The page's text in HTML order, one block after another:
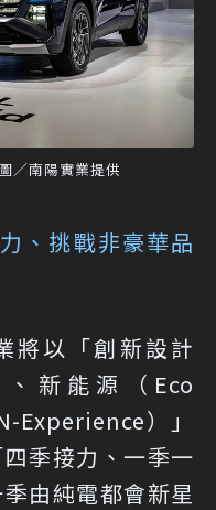
／南陽實業提供
、挑戰非豪華品
將以「創新設計
、新能源（Eco
Experience）」
季接力、一季一
由純電都會新星